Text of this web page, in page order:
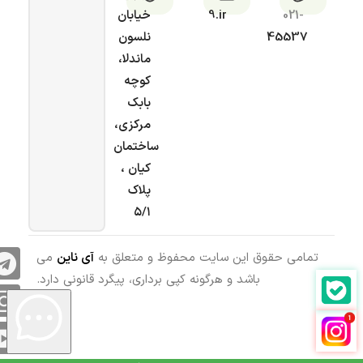
021-
45537
9.ir
خیابان
نلسون
ماندلا،
کوچه
بابک
مرکزی،
ساختمان
کیان ،
پلاک
۵/۱
تمامی حقوق این سایت محفوظ و متعلق به آی ناین می
باشد و هرگونه کپی برداری، پیگرد قانونی دارد.